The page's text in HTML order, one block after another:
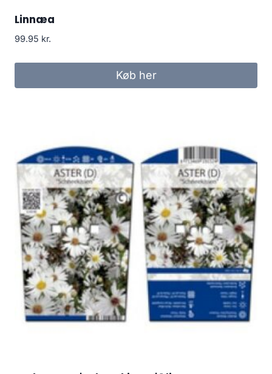
Linnæa
99.95 kr.
Køb her